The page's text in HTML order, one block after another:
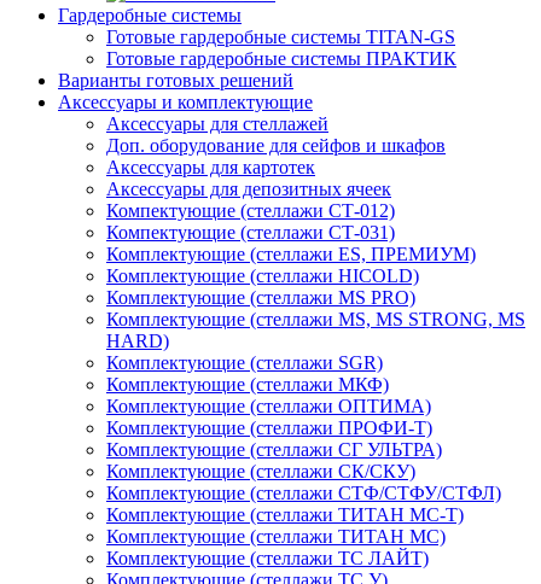
Гардеробные системы
Готовые гардеробные системы TITAN-GS
Готовые гардеробные системы ПРАКТИК
Варианты готовых решений
Аксессуары и комплектующие
Аксессуары для стеллажей
Доп. оборудование для сейфов и шкафов
Аксессуары для картотек
Аксессуары для депозитных ячеек
Компектующие (стеллажи СТ-012)
Компектующие (стеллажи СТ-031)
Комплектующие (стеллажи ES, ПРЕМИУМ)
Комплектующие (стеллажи HICOLD)
Комплектующие (стеллажи MS PRO)
Комплектующие (стеллажи MS, MS STRONG, MS
HARD)
Комплектующие (стеллажи SGR)
Комплектующие (стеллажи МКФ)
Комплектующие (стеллажи ОПТИМА)
Комплектующие (стеллажи ПРОФИ-Т)
Комплектующие (стеллажи СГ УЛЬТРА)
Комплектующие (стеллажи СК/СКУ)
Комплектующие (стеллажи СТФ/СТФУ/СТФЛ)
Комплектующие (стеллажи ТИТАН МС-Т)
Комплектующие (стеллажи ТИТАН МС)
Комплектующие (стеллажи ТС ЛАЙТ)
Комплектующие (стеллажи ТС У)